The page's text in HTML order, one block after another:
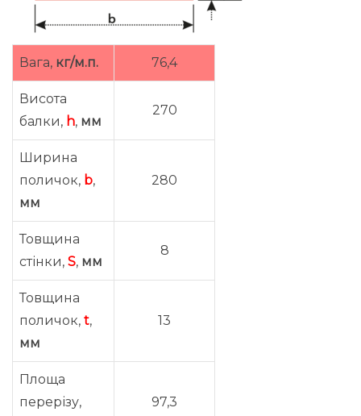
Вага, кг/м.п. 76,4
Висота
балки, h, мм
270
Ширина
поличок, b,
мм
280
Товщина
стінки, S, мм
8
Товщина
поличок, t,
мм
13
Площа
перерізу,
97,3